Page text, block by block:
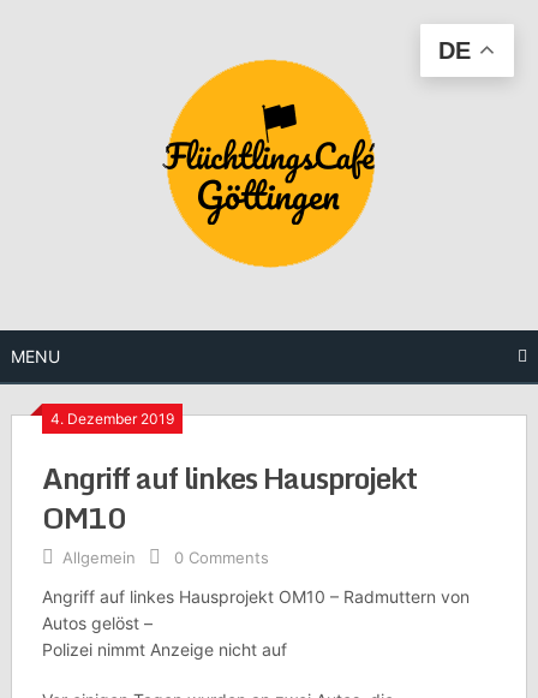
MENU
4. Dezember 2019
Angriff auf linkes Hausprojekt
OM10
Allgemein 0 Comments
Angriff auf linkes Hausprojekt OM10 – Radmuttern von
Autos gelöst –
Polizei nimmt Anzeige nicht auf
DE